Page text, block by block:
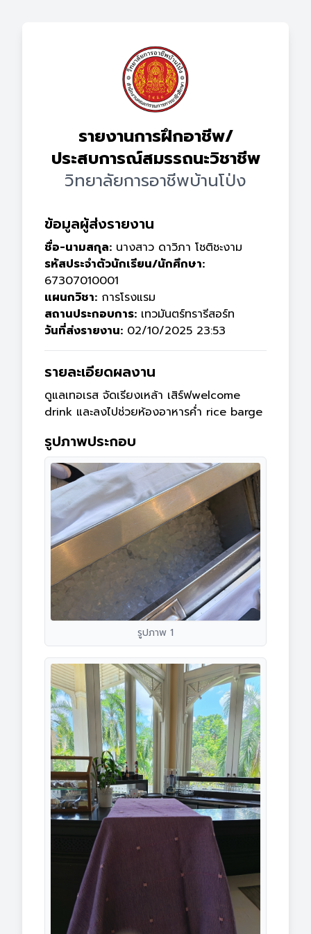
รายงานการฝึกอาชีพ/
ประสบการณ์สมรรถนะวิชาชีพ
วิทยาลัยการอาชีพบ้านโป่ง
ข้อมูลผู้ส่งรายงาน
ชื่อ-นามสกุล: นางสาว ดาวิภา โชติชะงาม
รหัสประจำตัวนักเรียน/นักศึกษา:
67307010001
แผนกวิชา: การโรงแรม
สถานประกอบการ: เทวมันตร์ทรารีสอร์ท
วันที่ส่งรายงาน: 02/10/2025 23:53
รายละเอียดผลงาน
ดูแลเทอเรส จัดเรียงเหล้า เสิร์ฟwelcome
drink และลงไปช่วยห้องอาหารค่ำ rice barge
รูปภาพประกอบ
รูปภาพ 1